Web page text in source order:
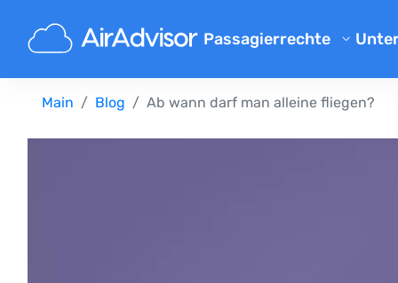
Passagierrechte
Flugverspaetung
Entschädigung bei
Entschädigung bei
Main Blog Ab wann darf man alleine fliegen?